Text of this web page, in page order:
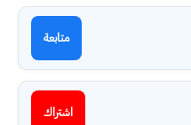
متابعة
اشتراك